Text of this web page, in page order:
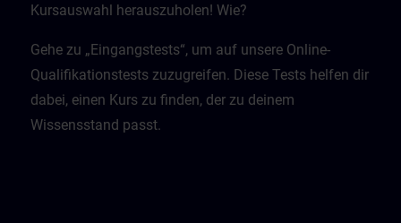
Kursauswahl herauszuholen! Wie?
Gehe zu „Eingangstests“, um auf unsere Online-
Qualifikationstests zuzugreifen. Diese Tests helfen dir
dabei, einen Kurs zu finden, der zu deinem
Wissensstand passt.